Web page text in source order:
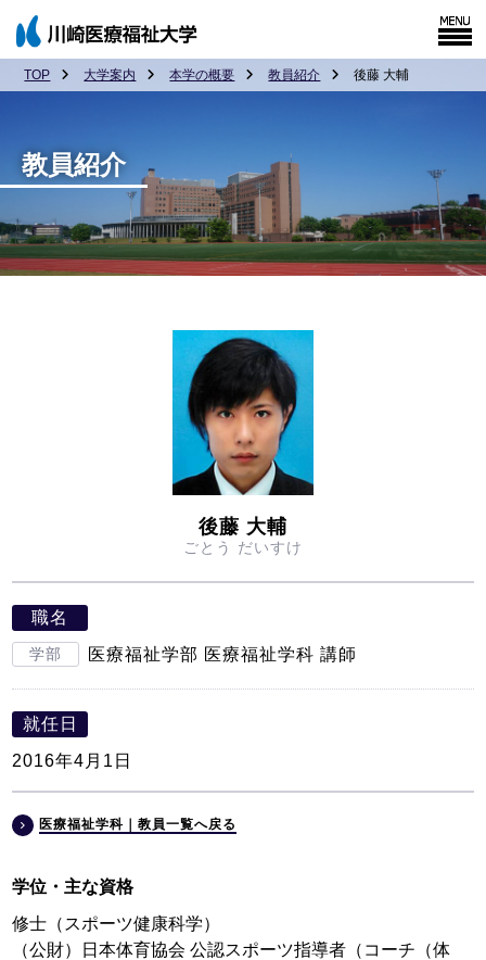
TOP 大学案内 本学の概要 教員紹介 後藤 大輔
教員紹介
後藤 大輔
ごとう だいすけ
職名
学部 医療福祉学部 医療福祉学科 講師
就任日
2016年4月1日
医療福祉学科｜教員一覧へ戻る
学位・主な資格
修士（スポーツ健康科学）
（公財）日本体育協会 公認スポーツ指導者（コーチ（体